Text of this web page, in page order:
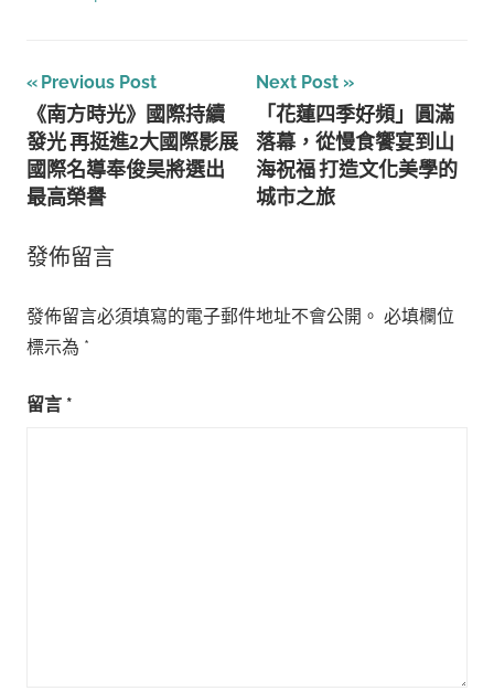
文
章
導
覽
Previous Post
《南方時光》國際持續
發光 再挺進2大國際影展
國際名導奉俊昊將選出
最高榮譽
Next Post
「花蓮四季好頻」圓滿
落幕，從慢食饗宴到山
海祝福 打造文化美學的
城市之旅
發佈留言
發佈留言必須填寫的電子郵件地址不會公開。 必填欄位
標示為 *
留言 *